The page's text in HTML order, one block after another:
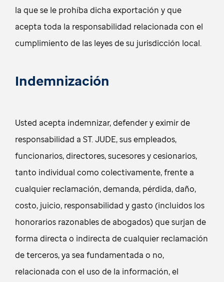
la que se le prohíba dicha exportación y que
acepta toda la responsabilidad relacionada con el
cumplimiento de las leyes de su jurisdicción local.
Indemnización
Usted acepta indemnizar, defender y eximir de
responsabilidad a ST. JUDE, sus empleados,
funcionarios, directores, sucesores y cesionarios,
tanto individual como colectivamente, frente a
cualquier reclamación, demanda, pérdida, daño,
costo, juicio, responsabilidad y gasto (incluidos los
honorarios razonables de abogados) que surjan de
forma directa o indirecta de cualquier reclamación
de terceros, ya sea fundamentada o no,
relacionada con el uso de la información, el